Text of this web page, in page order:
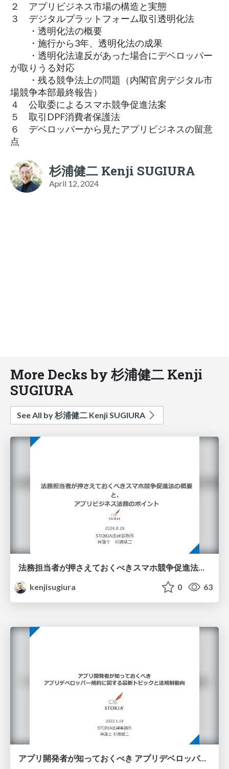
２ アプリビジネス市場の構造と実態
３ デジタルプラットフォーム取引透明化法
・透明化法の概要
・施行から3年、透明化法の成果
・透明化法違反があった場合にデベロッパー
が取りうる対応
・残る競争法上の問題（内閣官房デジタル市
場競争本部最終報告）
４ 公取委によるスマホ競争促進法案
５ 取引DPF消費者保護法
６ デベロッパーから見たアプリビジネスの留意
点
杉浦健二 Kenji SUGIURA
April 12, 2024
More Decks by 杉浦健二 Kenji
SUGIURA
See All by 杉浦健二 Kenji SUGIURA
法務担当者が押さえておくべきスマホ競争促進法の概要と、アプリビジネス法務のポイント
kenjisugiura
0 63
アプリ開発者が知っておくべき アプリデベロッパー規約に関する最新トピックと法規制動向（20220119）